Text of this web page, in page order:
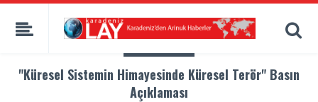
"Küresel Sistemin Himayesinde Küresel Terör" Basın
Açıklaması